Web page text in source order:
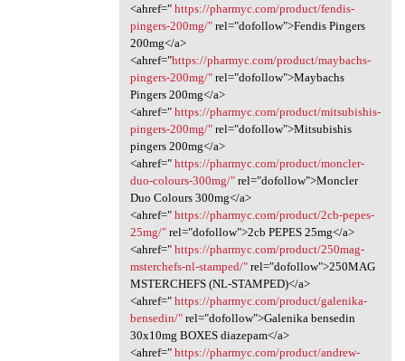
<ahref=" https://pharmyc.com/product/fendis-
pingers-200mg/"rel="dofollow">Fendis Pingers
200mg</a>
<ahref="https://pharmyc.com/product/maybachs-
pingers-200mg/"rel="dofollow">Maybachs
Pingers 200mg</a>
<ahref=" https://pharmyc.com/product/mitsubishis-
pingers-200mg/"rel="dofollow">Mitsubishis
pingers 200mg</a>
<ahref=" https://pharmyc.com/product/moncler-
duo-colours-300mg/"rel="dofollow">Moncler
Duo Colours 300mg</a>
<ahref=" https://pharmyc.com/product/2cb-pepes-
25mg/"rel="dofollow">2cb PEPES 25mg</a>
<ahref=" https://pharmyc.com/product/250mag-
msterchefs-nl-stamped/"rel="dofollow">250MAG
MSTERCHEFS (NL-STAMPED)</a>
<ahref=" https://pharmyc.com/product/galenika-
bensedin/"rel="dofollow">Galenika bensedin
30x10mg BOXES diazepam</a>
<ahref=" https://pharmyc.com/product/andrew-